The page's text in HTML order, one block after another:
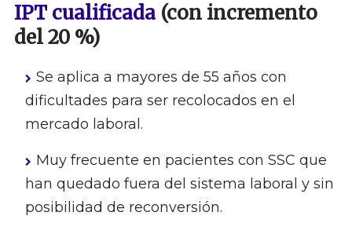
IPT cualificada(con incremento
del 20 %)
Se aplica a mayores de 55 años con
dificultades para ser recolocados en el
mercado laboral.
Muy frecuente en pacientes con SSC que
han quedado fuera del sistema laboral y sin
posibilidad de reconversión.